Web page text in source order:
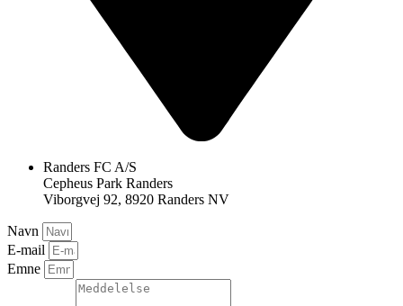
Randers FC A/S
Cepheus Park Randers
Viborgvej 92, 8920 Randers NV
Navn
E-mail
Emne